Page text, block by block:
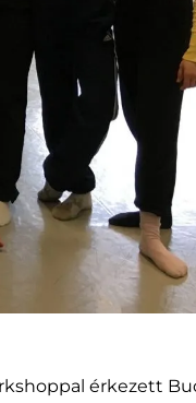
érkezett